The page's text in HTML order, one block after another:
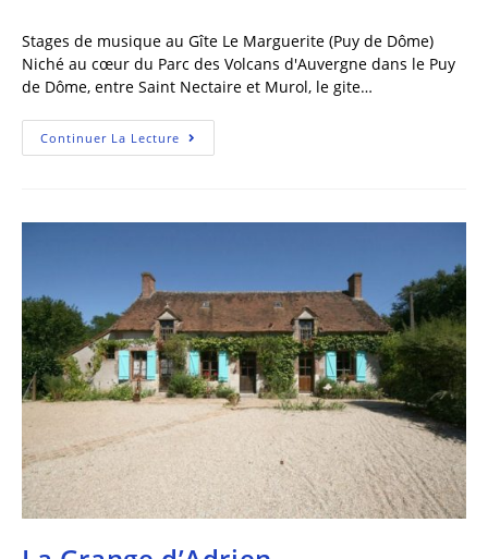
Stages de musique au Gîte Le Marguerite (Puy de Dôme)
Niché au cœur du Parc des Volcans d'Auvergne dans le Puy
de Dôme, entre Saint Nectaire et Murol, le gite…
Continuer La Lecture